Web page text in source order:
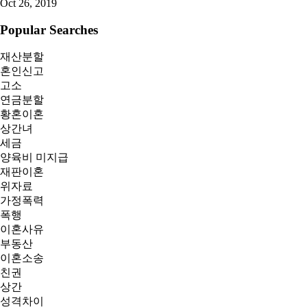
Oct 26, 2019
Popular Searches
재산분할
혼인신고
고소
연금분할
황혼이혼
상간녀
세금
양육비 미지급
재판이혼
위자료
가정폭력
폭행
이혼사유
부동산
이혼소송
친권
상간
성격차이